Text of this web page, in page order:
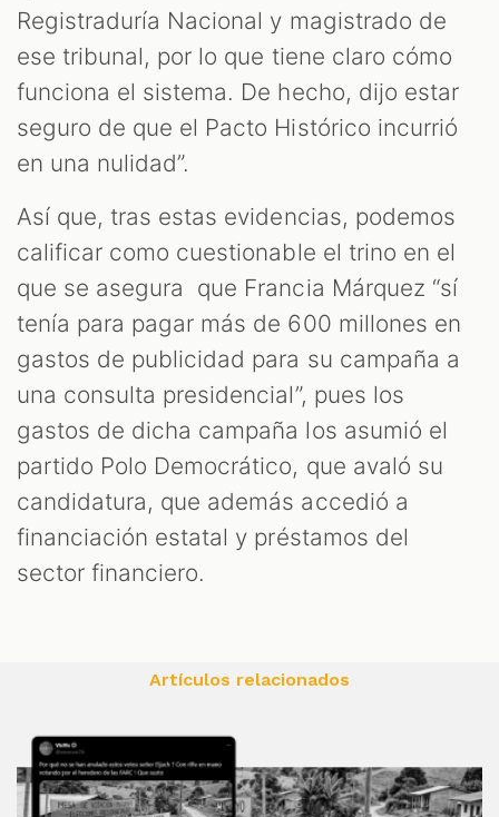
Registraduría Nacional y magistrado de
ese tribunal, por lo que tiene claro cómo
funciona el sistema. De hecho, dijo estar
seguro de que el Pacto Histórico incurrió
en una nulidad”.
Así que, tras estas evidencias, podemos
calificar como cuestionable el trino en el
que se asegura que Francia Márquez “sí
tenía para pagar más de 600 millones en
gastos de publicidad para su campaña a
una consulta presidencial”, pues los
gastos de dicha campaña los asumió el
partido Polo Democrático, que avaló su
candidatura, que además accedió a
financiación estatal y préstamos del
sector financiero.
Artículos relacionados